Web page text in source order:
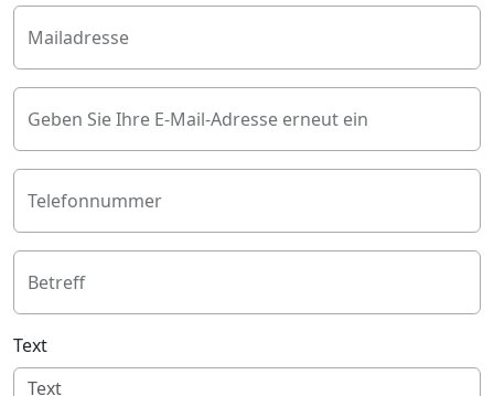
Mailadresse
Geben Sie Ihre E-Mail-Adresse erneut ein
Telefonnummer
Betreff
Text